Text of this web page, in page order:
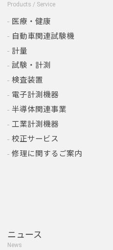
Products / Service
医療・健康
自動車関連試験機
計量
試験・計測
検査装置
電子計測機器
半導体関連事業
工業計測機器
校正サービス
修理に関するご案内
ニュース
News